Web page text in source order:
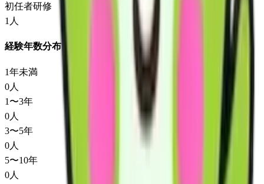
初任者研修
1 人
経験年数分布
1年未満
0人
1〜3年
0人
3〜5年
0人
5〜10年
0人